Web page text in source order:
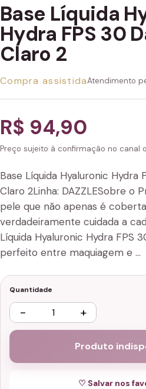
Base Líquida
Hydra FPS 30
Claro 2
Compra assistidaAtendimento
R$ 94,90
Preço sujeito à confirmação no canal
Base Líquida Hyaluronic Hydra
Claro 2Linha: DAZZLESobre o
pele que não apenas é
verdadeiramente cuidada a
Líquida Hyaluronic Hydra FPS
perfeito entre maquiagem e …
Quantidade
− +
Produto
♡ Salvar nos